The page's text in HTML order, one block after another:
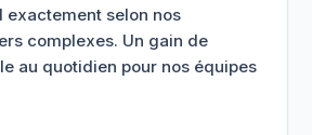
exactement selon nos
complexes. Un gain de
au quotidien pour nos équipes